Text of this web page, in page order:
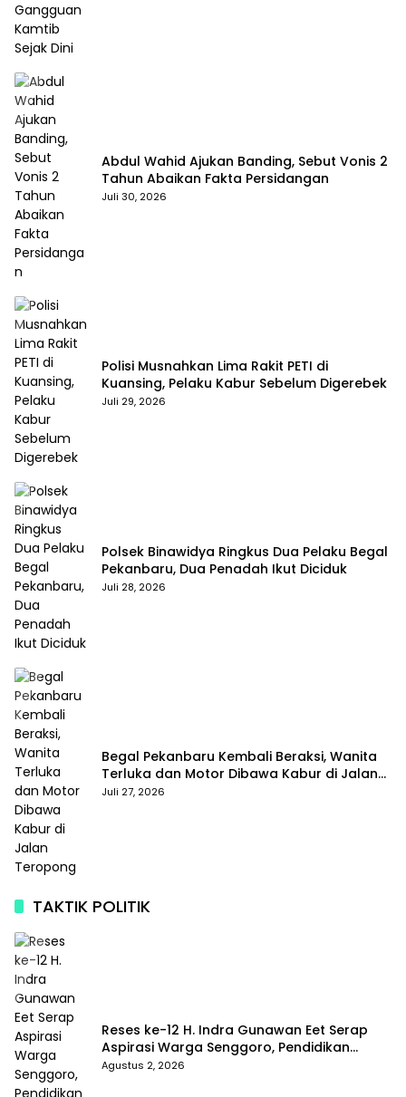
Abdul Wahid Ajukan Banding, Sebut Vonis 2
Tahun Abaikan Fakta Persidangan
Juli 30, 2026
Polisi Musnahkan Lima Rakit PETI di
Kuansing, Pelaku Kabur Sebelum Digerebek
Juli 29, 2026
Polsek Binawidya Ringkus Dua Pelaku Begal
Pekanbaru, Dua Penadah Ikut Diciduk
Juli 28, 2026
Begal Pekanbaru Kembali Beraksi, Wanita
Terluka dan Motor Dibawa Kabur di Jalan
Teropong
Juli 27, 2026
TAKTIK POLITIK
Reses ke-12 H. Indra Gunawan Eet Serap
Aspirasi Warga Senggoro, Pendidikan
hingga BPJS Jadi Sorotan
Agustus 2, 2026